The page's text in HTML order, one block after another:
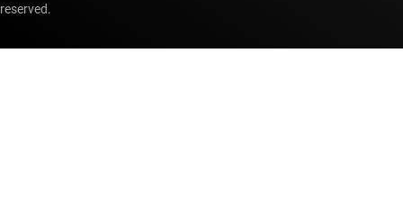
reserved.